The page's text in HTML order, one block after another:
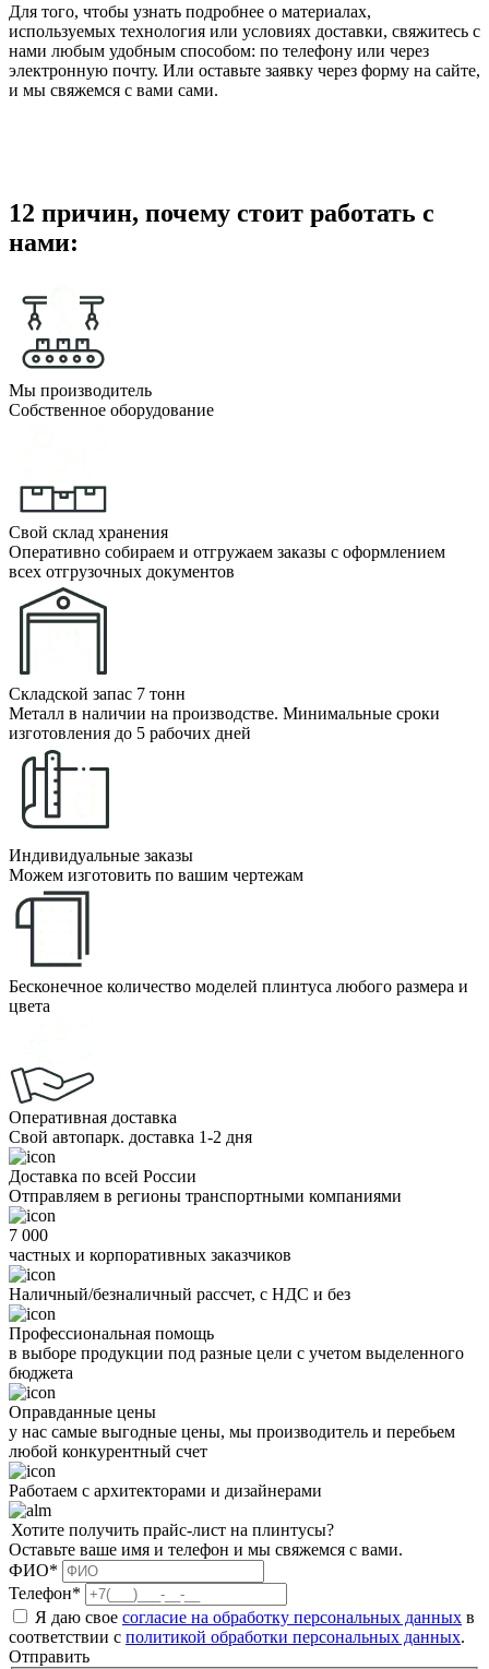
Для того, чтобы узнать подробнее о материалах,
используемых технология или условиях доставки, свяжитесь с
нами любым удобным способом: по телефону или через
электронную почту. Или оставьте заявку через форму на сайте,
и мы свяжемся с вами сами.
12 причин, почему стоит работать с
нами:
Мы производитель
Собственное оборудование
Свой склад хранения
Оперативно собираем и отгружаем заказы с оформлением
всех отгрузочных документов
Складской запас 7 тонн
Металл в наличии на производстве. Минимальные сроки
изготовления до 5 рабочих дней
Индивидуальные заказы
Можем изготовить по вашим чертежам
Бесконечное количество моделей плинтуса любого размера и
цвета
Оперативная доставка
Свой автопарк. доставка 1-2 дня
Доставка по всей России
Отправляем в регионы транспортными компаниями
7 000
частных и корпоративных заказчиков
Наличный/безналичный рассчет, с НДС и без
Профессиональная помощь
в выборе продукции под разные цели с учетом выделенного
бюджета
Оправданные цены
у нас самые выгодные цены, мы производитель и перебьем
любой конкурентный счет
Работаем с архитекторами и дизайнерами
Хотите получить прайс-лист на плинтусы?
Оставьте ваше имя и телефон и мы свяжемся с вами.
ФИО*
Телефон*
Я даю свое согласие на обработку персональных данных в
соответствии с политикой обработки персональных данных.
Отправить